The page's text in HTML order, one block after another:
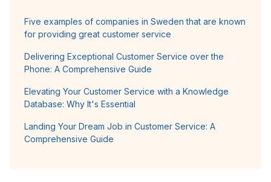
Five examples of companies in Sweden that are known
for providing great customer service
Delivering Exceptional Customer Service over the
Phone: A Comprehensive Guide
Elevating Your Customer Service with a Knowledge
Database: Why It's Essential
Landing Your Dream Job in Customer Service: A
Comprehensive Guide